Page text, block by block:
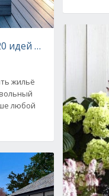
идей дизайна в фото
жильё
любой